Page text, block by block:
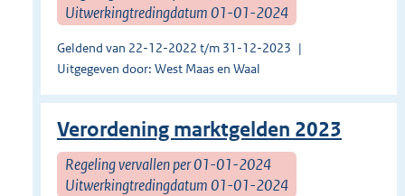
Uitwerkingtredingdatum 01-01-2024
Geldend van 22-12-2022 t/m 31-12-2023
Uitgegeven door: West Maas en Waal
Verordening marktgelden 2023
Regeling vervallen per 01-01-2024
Uitwerkingtredingdatum 01-01-2024